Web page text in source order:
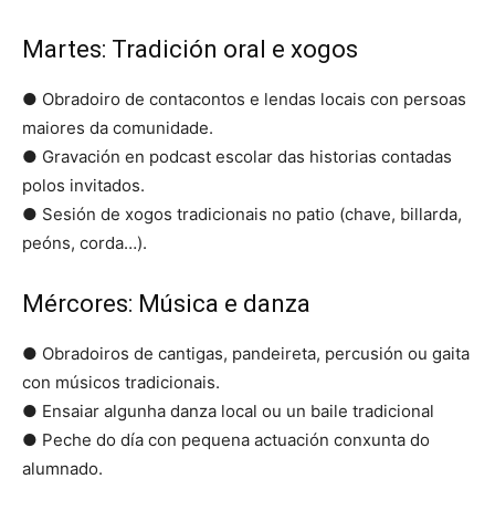
Martes: Tradición oral e xogos
● Obradoiro de contacontos e lendas locais con persoas
maiores da comunidade.
● Gravación en podcast escolar das historias contadas
polos invitados.
● Sesión de xogos tradicionais no patio (chave, billarda,
peóns, corda…).
Mércores: Música e danza
● Obradoiros de cantigas, pandeireta, percusión ou gaita
con músicos tradicionais.
● Ensaiar algunha danza local ou un baile tradicional
● Peche do día con pequena actuación conxunta do
alumnado.